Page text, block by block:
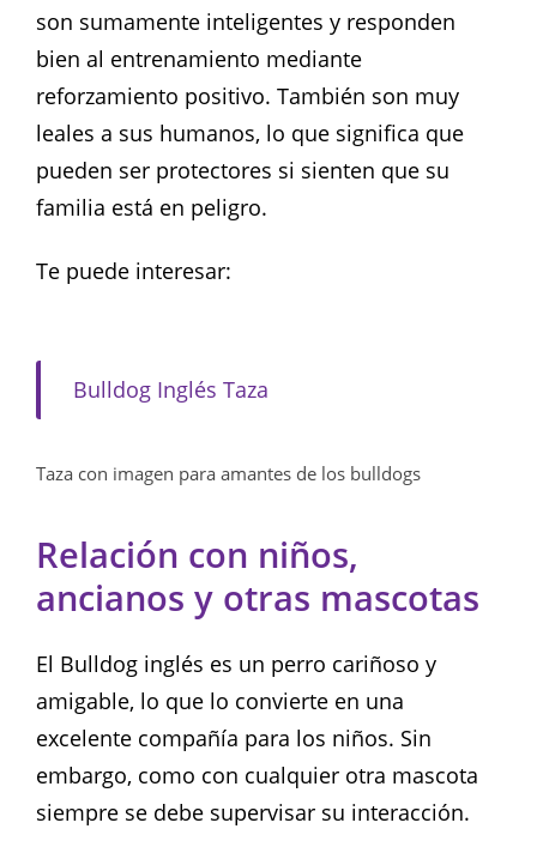
son sumamente inteligentes y responden
bien al entrenamiento mediante
reforzamiento positivo. También son muy
leales a sus humanos, lo que significa que
pueden ser protectores si sienten que su
familia está en peligro.
Te puede interesar:
Bulldog Inglés Taza
Taza con imagen para amantes de los bulldogs
Relación con niños,
ancianos y otras mascotas
El Bulldog inglés es un perro cariñoso y
amigable, lo que lo convierte en una
excelente compañía para los niños. Sin
embargo, como con cualquier otra mascota
siempre se debe supervisar su interacción.